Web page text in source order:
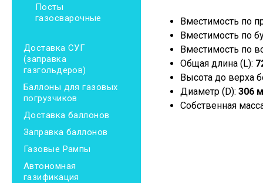
Посты
газосварочные
Доставка СУГ
(заправка
газгольдеров)
Баллоны для газовых
погрузчиков
Доставка баллонов
Заправка баллонов
Газовые Рампы
Автономная
газификация
Вместимость по
Вместимость по
Вместимость по
Общая длина (L):
Высота до верха
Диаметр (D): 306
Собственная